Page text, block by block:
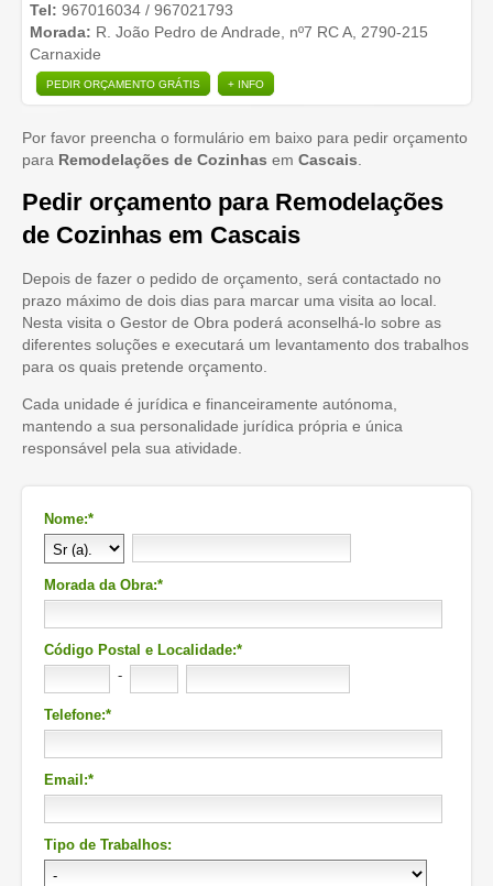
Tel: 967016034 / 967021793
Morada: R. João Pedro de Andrade, nº7 RC A, 2790-215
Carnaxide
PEDIR ORÇAMENTO GRÁTIS + INFO
Por favor preencha o formulário em baixo para pedir orçamento
para Remodelações de Cozinhas em Cascais
Pedir orçamento para Remodelações
de Cozinhas em Cascais
Depois de fazer o pedido de orçamento, será contactado no
prazo máximo de dois dias para marcar uma visita ao local.
Nesta visita o Gestor de Obra poderá aconselhá-lo sobre as
diferentes soluções e executará um levantamento dos trabalhos
para os quais pretende orçamento.
Cada unidade é jurídica e financeiramente autónoma,
mantendo a sua personalidade jurídica própria e única
responsável pela sua atividade.
Nome:*
Morada da Obra:*
Código Postal e Localidade:*
-
Telefone:*
Email:*
Tipo de Trabalhos: